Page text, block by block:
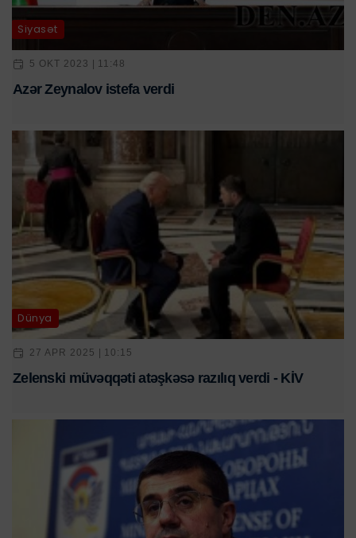
Siyasət
5 OKT 2023 | 11:48
Azər Zeynalov istefa verdi
Dünya
27 APR 2025 | 10:15
Zelenski müvəqqəti atəşkəsə razılıq verdi - KİV